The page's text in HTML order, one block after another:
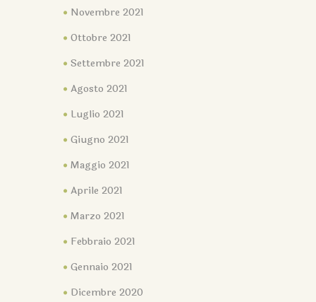
Novembre 2021
Ottobre 2021
Settembre 2021
Agosto 2021
Luglio 2021
Giugno 2021
Maggio 2021
Aprile 2021
Marzo 2021
Febbraio 2021
Gennaio 2021
Dicembre 2020